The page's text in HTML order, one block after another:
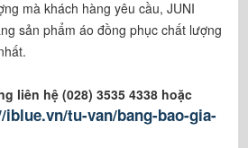
mà khách hàng yêu cầu, JUNI
sản phẩm áo đồng phục chất lượng
liên hệ (028) 3535 4338 hoặc
tu-van/bang-bao-gia-